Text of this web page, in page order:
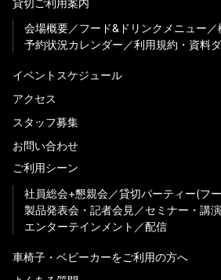
会場概要
フード&ドリンクメニュー
予約状況カレンダー
利用規約・資料
イベントスケジュール
アクセス
スタッフ募集
お問い合わせ
ご利用シーン
社員総会+懇親会
貸切パーティー(フ
製品発表会・記者会見
セミナー・講
エンターテインメント
配信
車椅子・ベビーカーをご利用の方へ